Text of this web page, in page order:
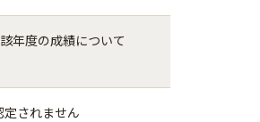
年度の成績について
定されません